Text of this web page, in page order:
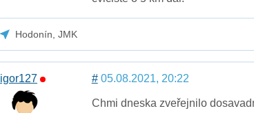
Hodonín, JMK
igor127 #05.08.2021, 20:22
Chmi dneska zveřejnilo